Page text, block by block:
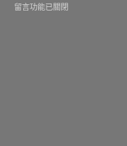
中
藥
評
在
留言功能已關閉